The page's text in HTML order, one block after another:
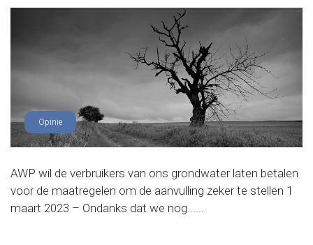
Opinie
AWP wil de verbruikers van ons grondwater laten betalen
voor de maatregelen om de aanvulling zeker te stellen 1
maart 2023 – Ondanks dat we nog......